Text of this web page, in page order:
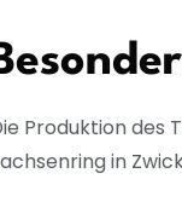
Produktion des
in